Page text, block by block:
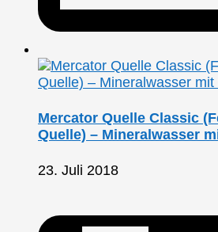
Mercator Quelle Classic
Quelle) – Mineralwasser
23. Juli 2018